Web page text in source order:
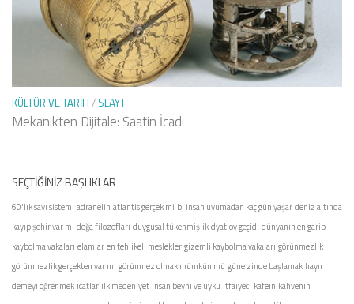
KÜLTÜR VE TARIH / SLAYT
Mekanikten Dijitale: Saatin İcadı
SEÇTIĞINIZ BAŞLIKLAR
60'lık sayı sistemi adranelin atlantis gerçek mi bi insan uyumadan kaç gün yaşardeniz altında
kayıp şehir var mı doğa filozofları duygusal tükenmişlikdyatlov geçidi dünyanın en garip
kaybolma vakaları elamlaren tehlikeli mesleklergizemli kaybolma vakaları görünmezlik
görünmezlik gerçekten var mı görünmez olmak mümkün mü güne zinde başlamak hayır
demeyi öğrenmek icatlar ilk medenıyet insan beyni ve uyku itfaiyeci kafein kahvenin